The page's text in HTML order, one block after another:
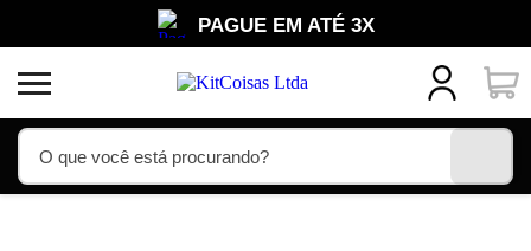
PAGUE EM ATÉ 3X
PRONTA ENTREGA
COMPRE COM SEGURANÇA